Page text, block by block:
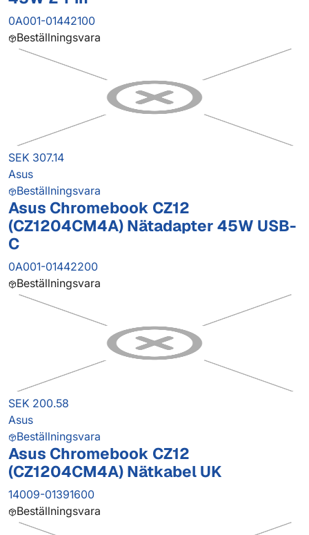
0A001-01442100
Beställningsvara
SEK 307.14
Asus
Beställningsvara
Asus Chromebook CZ12
(CZ1204CM4A) Nätadapter 45W USB-
C
0A001-01442200
Beställningsvara
SEK 200.58
Asus
Beställningsvara
Asus Chromebook CZ12
(CZ1204CM4A) Nätkabel UK
14009-01391600
Beställningsvara